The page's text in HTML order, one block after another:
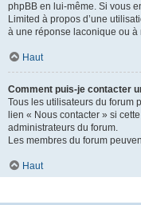
phpBB en lui-même. Si vous
Limited à propos d’une
à une réponse laconique ou
Haut
Comment puis-je contacter
Tous les utilisateurs du forum
lien « Nous contacter » si
administrateurs du forum.
Les membres du forum
Haut